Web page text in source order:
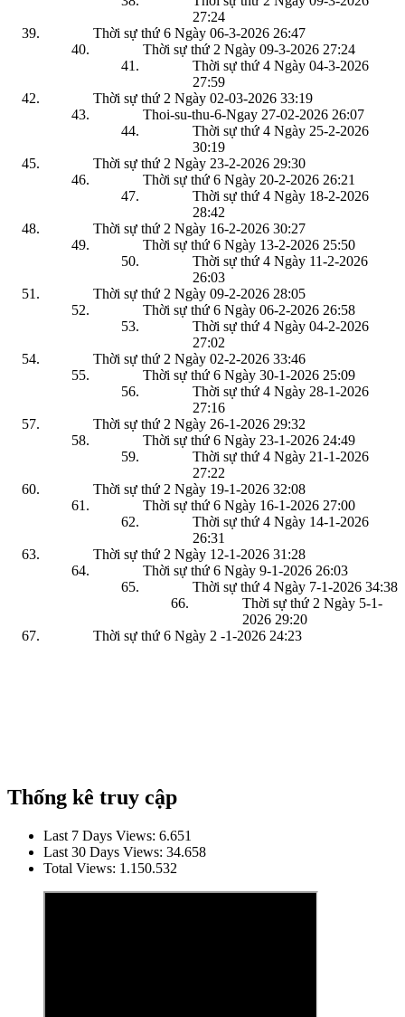
27:24
Thời sự thứ 6 Ngày 06-3-2026 26:47
Thời sự thứ 2 Ngày 09-3-2026 27:24
Thời sự thứ 4 Ngày 04-3-2026
27:59
Thời sự thứ 2 Ngày 02-03-2026 33:19
Thoi-su-thu-6-Ngay 27-02-2026 26:07
Thời sự thứ 4 Ngày 25-2-2026
30:19
Thời sự thứ 2 Ngày 23-2-2026 29:30
Thời sự thứ 6 Ngày 20-2-2026 26:21
Thời sự thứ 4 Ngày 18-2-2026
28:42
Thời sự thứ 2 Ngày 16-2-2026 30:27
Thời sự thứ 6 Ngày 13-2-2026 25:50
Thời sự thứ 4 Ngày 11-2-2026
26:03
Thời sự thứ 2 Ngày 09-2-2026 28:05
Thời sự thứ 6 Ngày 06-2-2026 26:58
Thời sự thứ 4 Ngày 04-2-2026
27:02
Thời sự thứ 2 Ngày 02-2-2026 33:46
Thời sự thứ 6 Ngày 30-1-2026 25:09
Thời sự thứ 4 Ngày 28-1-2026
27:16
Thời sự thứ 2 Ngày 26-1-2026 29:32
Thời sự thứ 6 Ngày 23-1-2026 24:49
Thời sự thứ 4 Ngày 21-1-2026
27:22
Thời sự thứ 2 Ngày 19-1-2026 32:08
Thời sự thứ 6 Ngày 16-1-2026 27:00
Thời sự thứ 4 Ngày 14-1-2026
26:31
Thời sự thứ 2 Ngày 12-1-2026 31:28
Thời sự thứ 6 Ngày 9-1-2026 26:03
Thời sự thứ 4 Ngày 7-1-2026 34:38
Thời sự thứ 2 Ngày 5-1-
2026 29:20
Thời sự thứ 6 Ngày 2 -1-2026 24:23
Thống kê truy cập
Last 7 Days Views: 6.651
Last 30 Days Views: 34.658
Total Views: 1.150.532